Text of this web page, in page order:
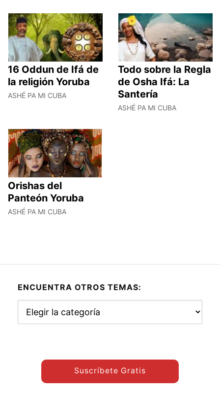
16 Oddun de Ifá de
la religión Yoruba
ASHÉ PA MI CUBA
Todo sobre la Regla
de Osha Ifá: La
Santería
ASHÉ PA MI CUBA
Orishas del
Panteón Yoruba
ASHÉ PA MI CUBA
ENCUENTRA OTROS TEMAS:
otros
Suscríbete Gratis